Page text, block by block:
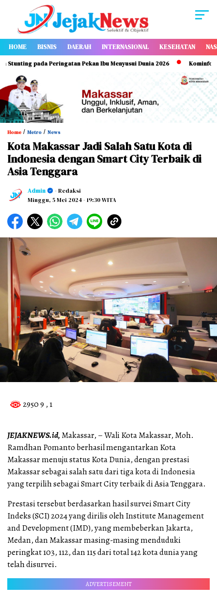
HOME BISNIS DAERAH INTERNASIONAL KESEHATAN
pada Peringatan Pekan Ibu Menyusui Dunia 2026 Kominfo
Home / Metro / News
Kota Makassar Jadi Salah Satu Kota di
Indonesia dengan Smart City Terbaik di
Asia Tenggara
Admin
- Redaksi
Minggu, 5 Mei 2024- 19:30 WITA
2950 9 , 1
JEJAKNEWS.id, Makassar, – Wali Kota Makassar, Moh.
Ramdhan Pomanto berhasil mengantarkan Kota
Makassar menuju status Kota Dunia, dengan prestasi
Makassar sebagai salah satu dari tiga kota di Indonesia
yang terpilih sebagai Smart City terbaik di Asia Tenggara.
Prestasi tersebut berdasarkan hasil survei Smart City
Indeks (SCI) 2024 yang dirilis oleh Institute Management
and Development (IMD), yang membeberkan Jakarta,
Medan, dan Makassar masing-masing menduduki
peringkat 103, 112, dan 115 dari total 142 kota dunia yang
telah disurvei.
ADVERTISEMENT